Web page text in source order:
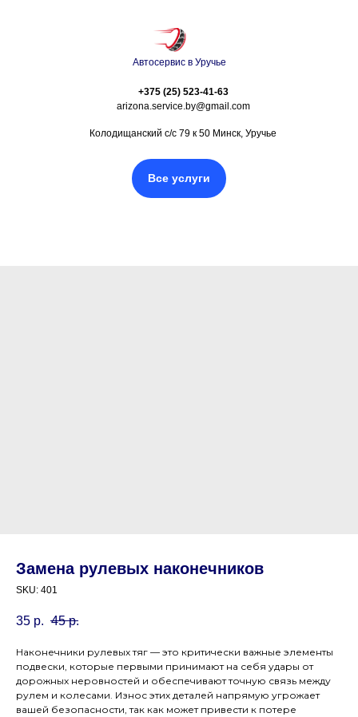
Автосервис в Уручье
+375 (25) 523-41-63
arizona.service.by@gmail.com
Колодищанский с/с 79 к 50 Минск, Уручье
Все услуги
Замена рулевых наконечников
SKU: 401
35 р. 45 р.
Наконечники рулевых тяг — это критически важные элементы
подвески, которые первыми принимают на себя удары от
дорожных неровностей и обеспечивают точную связь между
рулем и колесами. Износ этих деталей напрямую угрожает
вашей безопасности, так как может привести к потере